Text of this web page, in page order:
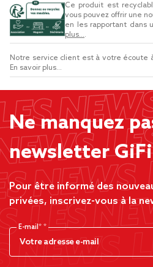
Ce produit est
vous pouvez offrir une
en les rapportant dans
plus....
Notre service client est à votre écoute
En savoir plus...
Ne manquez
newsletter GiFi
Pour être informé des
privées, inscrivez-vous à la
E-mail*